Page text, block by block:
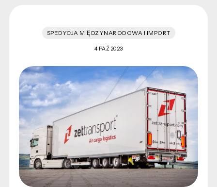
SPEDYCJA MIĘDZYNARODOWA I IMPORT
4 PAŹ 2023